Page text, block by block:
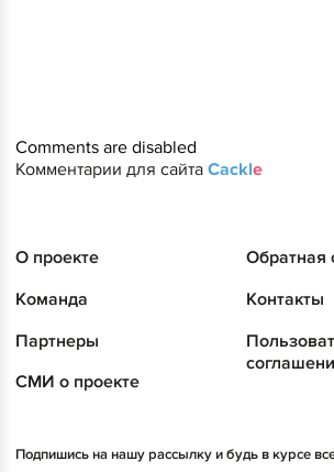
Comments are disabled
Комментарии для сайта Cackle
О проекте
Команда
Партнеры
СМИ о проекте
Обратная
Контакты
Подпишись на нашу рассылку и будь в курсе